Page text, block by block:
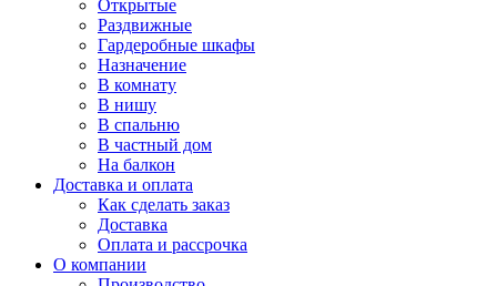
Открытые
Раздвижные
Гардеробные шкафы
Назначение
В комнату
В нишу
В спальню
В частный дом
На балкон
Доставка и оплата
Как сделать заказ
Доставка
Оплата и рассрочка
О компании